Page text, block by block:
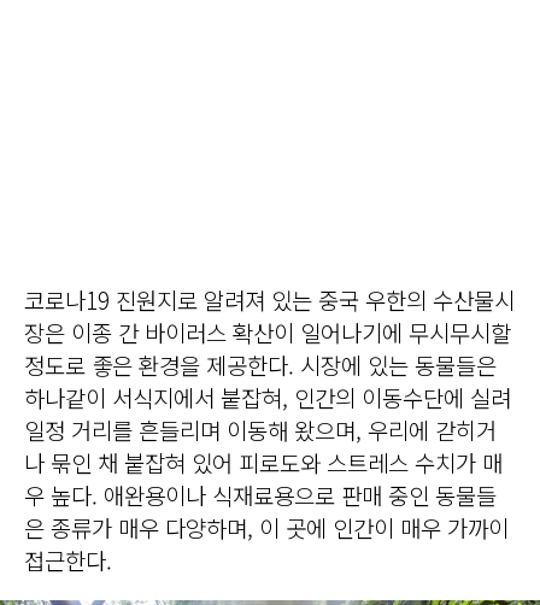
코로나19 진원지로 알려져 있는 중국 우한의 수산물시
장은 이종 간 바이러스 확산이 일어나기에 무시무시할
정도로 좋은 환경을 제공한다. 시장에 있는 동물들은
하나같이 서식지에서 붙잡혀, 인간의 이동수단에 실려
일정 거리를 흔들리며 이동해 왔으며, 우리에 갇히거
나 묶인 채 붙잡혀 있어 피로도와 스트레스 수치가 매
우 높다. 애완용이나 식재료용으로 판매 중인 동물들
은 종류가 매우 다양하며, 이 곳에 인간이 매우 가까이
접근한다.